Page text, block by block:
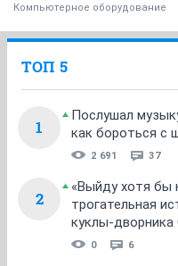
Компьютерное оборудование
ТОП 5
1
Послушал
как бороться с
2 691 37
2
«Выйду хотя бы
трогательная
куклы-дворника
0 6